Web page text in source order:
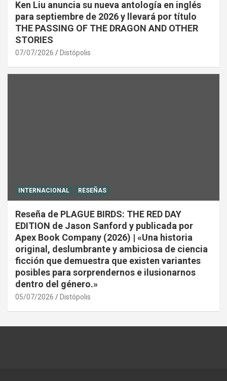
Ken Liu anuncia su nueva antología en inglés
para septiembre de 2026 y llevará por título
THE PASSING OF THE DRAGON AND OTHER
STORIES
07/07/2026 Distópolis
INTERNACIONAL RESEÑAS
Reseña de PLAGUE BIRDS: THE RED DAY
EDITION de Jason Sanford y publicada por
Apex Book Company (2026) | «Una historia
original, deslumbrante y ambiciosa de ciencia
ficción que demuestra que existen variantes
posibles para sorprendernos e ilusionarnos
dentro del género.»
05/07/2026 Distópolis